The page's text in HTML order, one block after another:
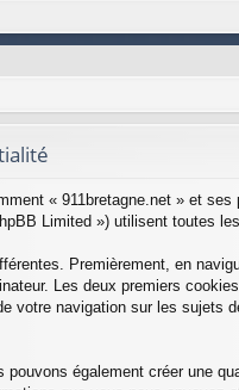
« 911bretagne.net » et
Limited ») utilisent toutes
Premièrement, en
Les deux premiers
votre navigation sur les sujets
également créer une